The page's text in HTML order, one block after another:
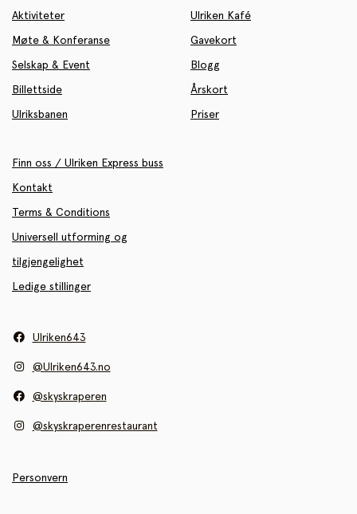
Aktiviteter
Møte & Konferanse
Selskap & Event
Billettside
Ulriksbanen
Ulriken Kafé
Gavekort
Blogg
Årskort
Priser
Finn oss / Ulriken Express buss
Kontakt
Terms & Conditions
Universell utforming og
tilgjengelighet
Ledige stillinger
Ulriken643
@Ulriken643.no
@skyskraperen
@skyskraperenrestaurant
Personvern